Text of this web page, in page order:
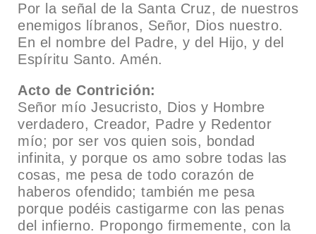
Por la señal de la Santa Cruz, de nuestros
enemigos líbranos, Señor, Dios nuestro.
En el nombre del Padre, y del Hijo, y del
Espíritu Santo. Amén.
Acto de Contrición:
Señor mío Jesucristo, Dios y Hombre
verdadero, Creador, Padre y Redentor
mío; por ser vos quien sois, bondad
infinita, y porque os amo sobre todas las
cosas, me pesa de todo corazón de
haberos ofendido; también me pesa
porque podéis castigarme con las penas
del infierno. Propongo firmemente, con la